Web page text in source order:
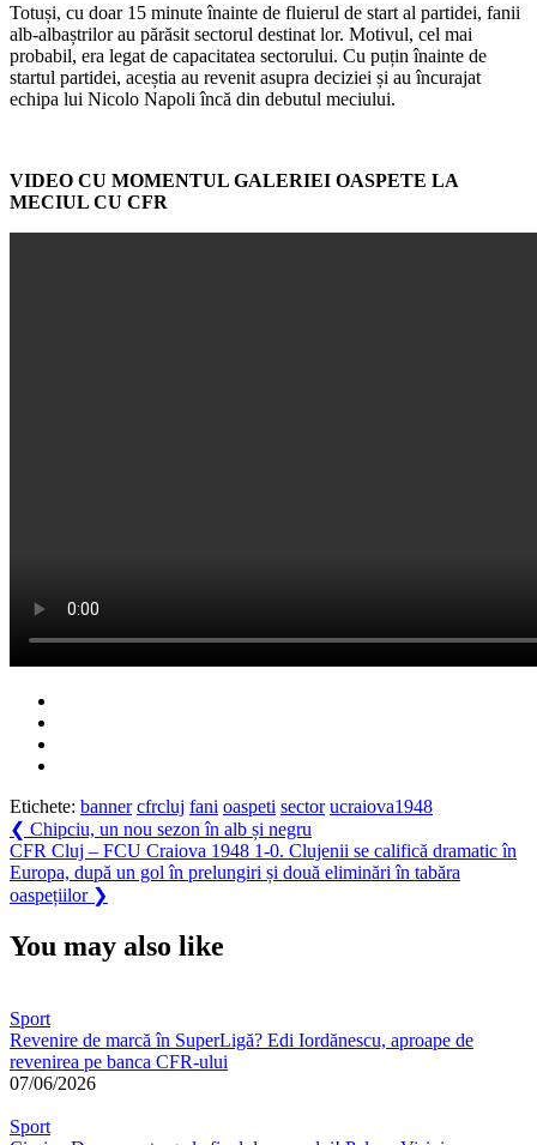
în
Gruia!
Totuși, cu doar 15 minute înainte de fluierul de start al partidei, fanii
alb-albaștrilor au părăsit sectorul destinat lor. Motivul, cel mai
probabil, era legat de capacitatea sectorului. Cu puțin înainte de
startul partidei, aceștia au revenit asupra deciziei și au încurajat
echipa lui Nicolo Napoli încă din debutul meciului.
VIDEO CU MOMENTUL GALERIEI OASPETE LA
MECIUL CU CFR
Etichete: banner cfrcluj fani oaspeti sector ucraiova1948
Navigare
în
articole
❮ Previous
Post:
Chipciu, un nou sezon în alb și negru
Next
Post:
CFR Cluj – FCU Craiova 1948 1-0. Clujenii se califică dramatic în
Europa, după un gol în prelungiri și două eliminări în tabăra
oaspețiilor ❯
You may also like
Sport
Revenire de marcă în SuperLigă? Edi Iordănescu, aproape de
revenirea pe banca CFR-ului
07/06/2026
Sport